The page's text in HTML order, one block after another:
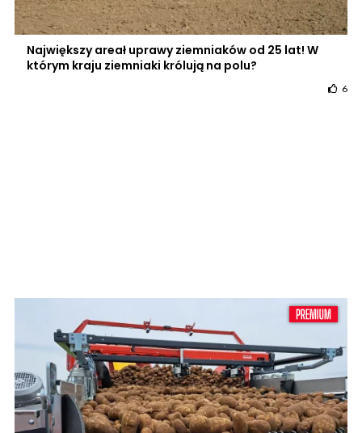
Największy areał uprawy ziemniaków od 25 lat! W
którym kraju ziemniaki królują na polu?
6